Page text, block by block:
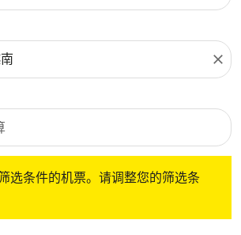
close
选条件的机票。请调整您的筛选条